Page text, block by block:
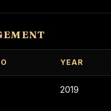
YEAR
2019